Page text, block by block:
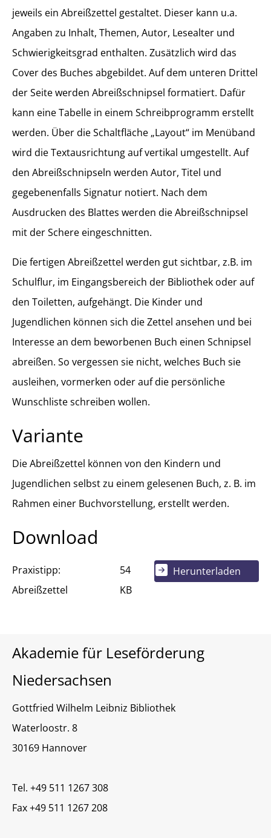
jeweils ein Abreißzettel gestaltet. Dieser kann u.a.
Angaben zu Inhalt, Themen, Autor, Lesealter und
Schwierigkeitsgrad enthalten. Zusätzlich wird das
Cover des Buches abgebildet. Auf dem unteren Drittel
der Seite werden Abreißschnipsel formatiert. Dafür
kann eine Tabelle in einem Schreibprogramm erstellt
werden. Über die Schaltfläche „Layout“ im Menüband
wird die Textausrichtung auf vertikal umgestellt. Auf
den Abreißschnipseln werden Autor, Titel und
gegebenenfalls Signatur notiert. Nach dem
Ausdrucken des Blattes werden die Abreißschnipsel
mit der Schere eingeschnitten.
Die fertigen Abreißzettel werden gut sichtbar, z.B. im
Schulflur, im Eingangsbereich der Bibliothek oder auf
den Toiletten, aufgehängt. Die Kinder und
Jugendlichen können sich die Zettel ansehen und bei
Interesse an dem beworbenen Buch einen Schnipsel
abreißen. So vergessen sie nicht, welches Buch sie
ausleihen, vormerken oder auf die persönliche
Wunschliste schreiben wollen.
Variante
Die Abreißzettel können von den Kindern und
Jugendlichen selbst zu einem gelesenen Buch, z. B. im
Rahmen einer Buchvorstellung, erstellt werden.
Download
Praxistipp:
Abreißzettel
54
KB
Herunterladen
Akademie für Leseförderung
Niedersachsen
Gottfried Wilhelm Leibniz Bibliothek
Waterloostr. 8
30169 Hannover
Tel. +49 511 1267 308
Fax +49 511 1267 208